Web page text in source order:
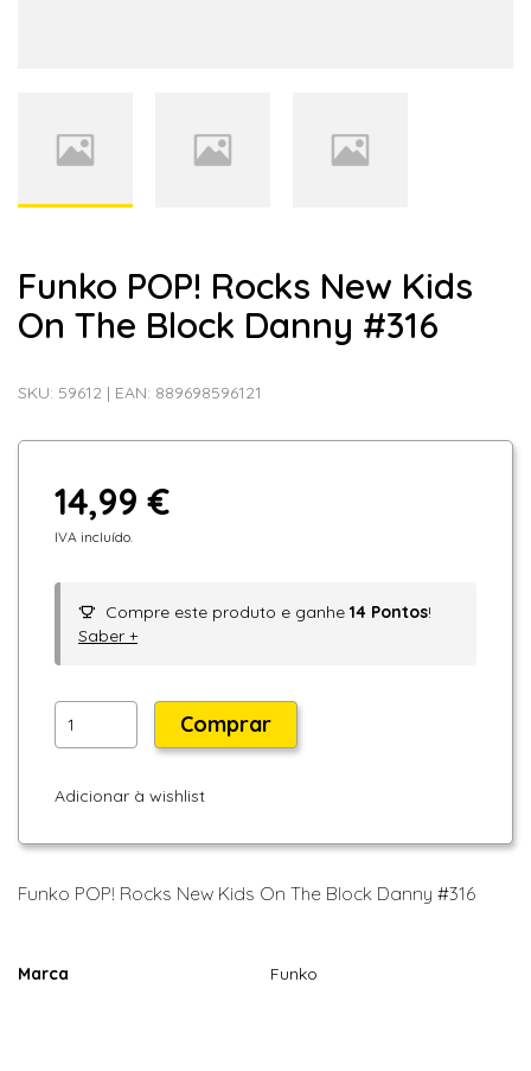
Funko POP! Rocks New Kids
On The Block Danny #316
SKU: 59612 | EAN: 889698596121
14,99 €
IVA incluído.
Compre este produto e ganhe 14 Pontos!
Saber +
Comprar
Adicionar à wishlist
Funko POP! Rocks New Kids On The Block Danny #316
Marca
Funko